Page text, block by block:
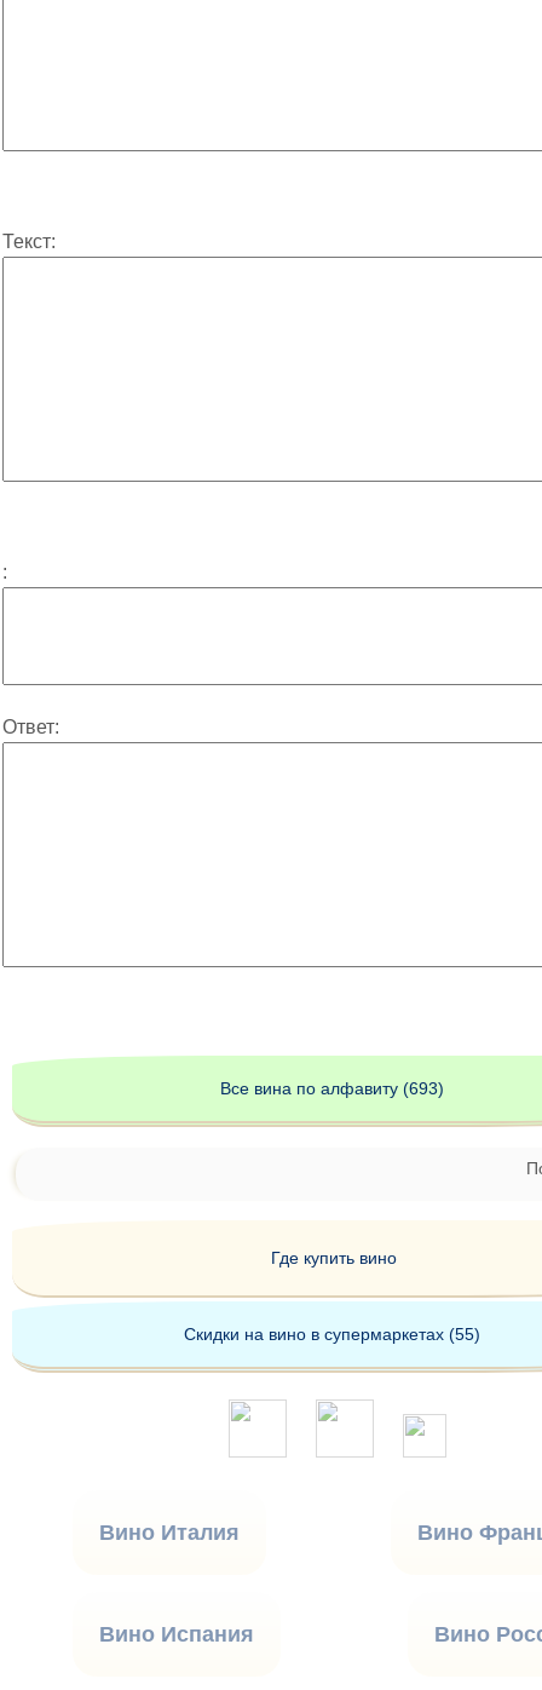
Текст:
:
Ответ:
Все вина по алфавиту (693)
Где купить вино
Скидки на вино в супермаркетах (55)
Вино Италия Вино
Вино Испания Вино